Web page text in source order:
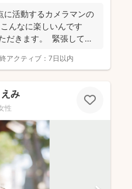
に活動するカメラマンの
んなに楽しいんです
だきます。 緊張してい
アクティブ： 7日以内
み
性